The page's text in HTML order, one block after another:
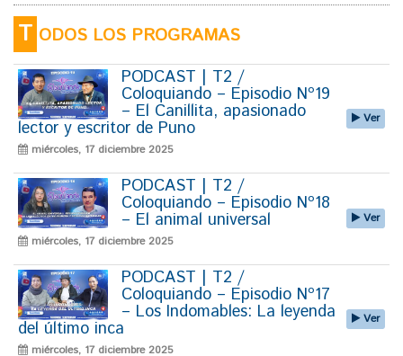
T ODOS LOS PROGRAMAS
PODCAST | T2 /
Coloquiando – Episodio Nº19
– El Canillita, apasionado
lector y escritor de Puno
miércoles, 17 diciembre 2025
Ver
PODCAST | T2 /
Coloquiando – Episodio Nº18
– El animal universal
miércoles, 17 diciembre 2025
Ver
PODCAST | T2 /
Coloquiando – Episodio Nº17
– Los Indomables: La leyenda
del último inca
miércoles, 17 diciembre 2025
Ver